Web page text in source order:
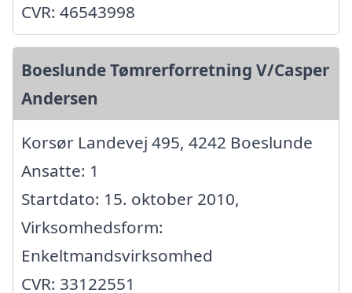
CVR: 46543998
Boeslunde Tømrerforretning V/Casper
Andersen
Korsør Landevej 495, 4242 Boeslunde
Ansatte: 1
Startdato: 15. oktober 2010,
Virksomhedsform:
Enkeltmandsvirksomhed
CVR: 33122551